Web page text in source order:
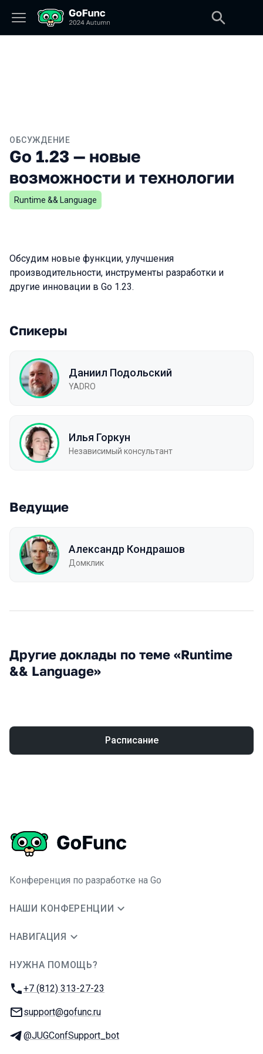
ОБСУЖДЕНИЕ
Go 1.23 — новые
возможности и технологии
Runtime && Language
Обсудим новые функции, улучшения
производительности, инструменты разработки и
другие инновации в Go 1.23.
Спикеры
Даниил Подольский
YADRO
Илья Горкун
Независимый консультант
Ведущие
Александр Кондрашов
Домклик
Другие доклады по теме «Runtime
&& Language»
Расписание
Конференция по разработке на Go
НАШИ КОНФЕРЕНЦИИ
НАВИГАЦИЯ
НУЖНА ПОМОЩЬ?
Телефон:
+7 (812) 313-27-23
E-mail:
support@gofunc.ru
Телеграм:
@JUGConfSupport_bot